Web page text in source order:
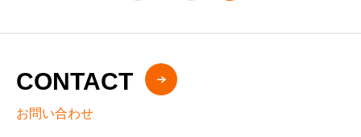
CONTACT
お問い合わせ